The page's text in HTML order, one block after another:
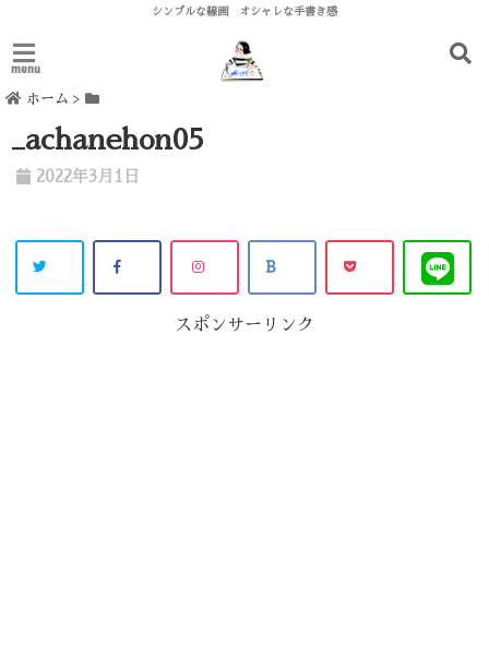
シンプルな線画 オシャレな手書き感
menu
ホーム >
_achanehon05
2022年3月1日
スポンサーリンク